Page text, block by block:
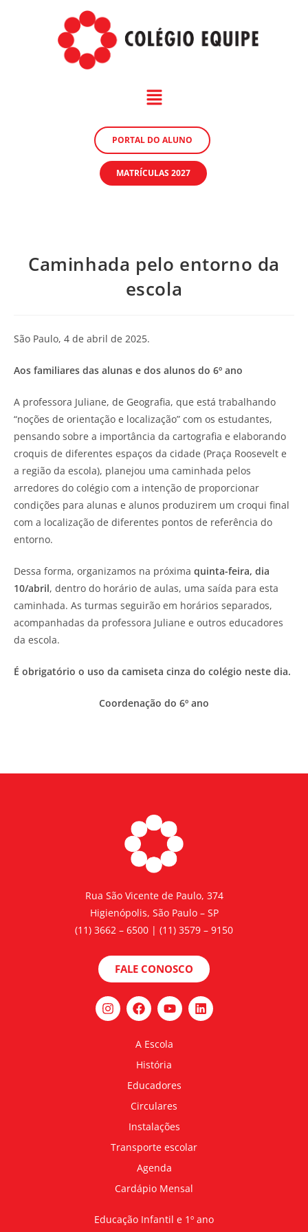
PORTAL DO ALUNO
MATRÍCULAS 2027
Caminhada pelo entorno da
escola
São Paulo, 4 de abril de 2025.
Aos familiares das alunas e dos alunos do 6º ano
A professora Juliane, de Geografia, que está trabalhando
“noções de orientação e localização” com os estudantes,
pensando sobre a importância da cartografia e elaborando
croquis de diferentes espaços da cidade (Praça Roosevelt e
a região da escola), planejou uma caminhada pelos
arredores do colégio com a intenção de proporcionar
condições para alunas e alunos produzirem um croqui final
com a localização de diferentes pontos de referência do
entorno.
Dessa forma, organizamos na próxima quinta-feira, dia
10/abril, dentro do horário de aulas, uma saída para esta
caminhada. As turmas seguirão em horários separados,
acompanhadas da professora Juliane e outros educadores
da escola.
É obrigatório o uso da camiseta cinza do colégio neste dia.
Coordenação do 6º ano
Rua São Vicente de Paulo, 374
Higienópolis, São Paulo – SP
(11) 3662 – 6500 | (11) 3579 – 9150
FALE CONOSCO
A Escola
História
Educadores
Circulares
Instalações
Transporte escolar
Agenda
Cardápio Mensal
Educação Infantil e 1º ano